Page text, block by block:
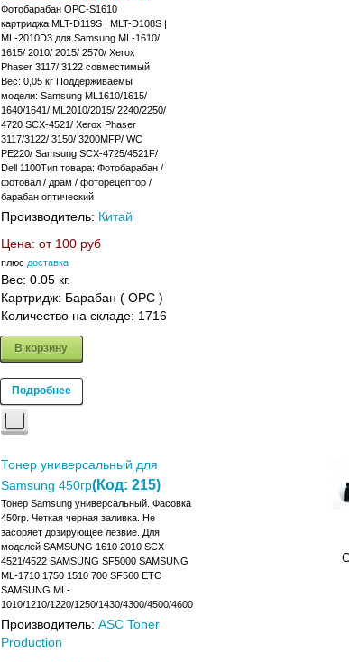
Фотобарабан OPC-S1610
картриджа MLT-D119S | MLT-D108S |
ML-2010D3 для Samsung ML-1610/
1615/ 2010/ 2015/ 2570/ Xerox
Phaser 3117/ 3122 совместимый
Вес: 0,05 кг Поддерживаемы
модели: Samsung ML1610/1615/
1640/1641/ ML2010/2015/ 2240/2250/
4720 SCX-4521/ Xerox Phaser
3117/3122/ 3150/ 3200MFP/ WC
PE220/ Samsung SCX-4725/4521F/
Dell 1100Тип товара: Фотобарабан /
фотовал / драм / фоторецептор /
барабан оптический
Производитель: Китай
Цена: от 100 руб
плюс доставка
Вес: 0.05 кг.
Картридж: Барабан ( OPC )
Количество на складе: 1716
В корзину
Подробнее
Тонер универсальный для
Samsung 450гр(Код: 215)
Тонер Samsung универсальный. Фасовка
450гр. Четкая черная заливка. Не
засоряет дозирующее лезвие. Для
моделей SAMSUNG 1610 2010 SCX-
4521/4522 SAMSUNG SF5000 SAMSUNG
ML-1710 1750 1510 700 SF560 ETC
SAMSUNG ML-
1010/1210/1220/1250/1430/4300/4500/4600
Производитель: ASC Toner
Production